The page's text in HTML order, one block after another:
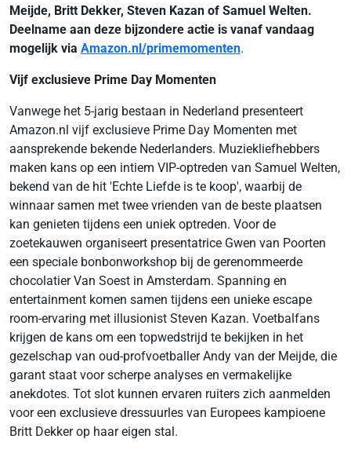
Meijde, Britt Dekker, Steven Kazan of Samuel Welten.
Deelname aan deze bijzondere actie is vanaf vandaag
mogelijk via Amazon.nl/primemomenten.
Vijf exclusieve Prime Day Momenten
Vanwege het 5-jarig bestaan in Nederland presenteert
Amazon.nl vijf exclusieve Prime Day Momenten met
aansprekende bekende Nederlanders. Muziekliefhebbers
maken kans op een intiem VIP-optreden van Samuel Welten,
bekend van de hit 'Echte Liefde is te koop', waarbij de
winnaar samen met twee vrienden van de beste plaatsen
kan genieten tijdens een uniek optreden. Voor de
zoetekauwen organiseert presentatrice Gwen van Poorten
een speciale bonbonworkshop bij de gerenommeerde
chocolatier Van Soest in Amsterdam. Spanning en
entertainment komen samen tijdens een unieke escape
room-ervaring met illusionist Steven Kazan. Voetbalfans
krijgen de kans om een topwedstrijd te bekijken in het
gezelschap van oud-profvoetballer Andy van der Meijde, die
garant staat voor scherpe analyses en vermakelijke
anekdotes. Tot slot kunnen ervaren ruiters zich aanmelden
voor een exclusieve dressuurles van Europees kampioene
Britt Dekker op haar eigen stal.